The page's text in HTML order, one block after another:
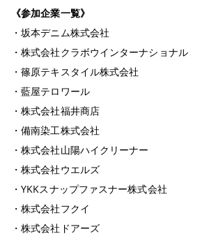
《参加企業一覧》
・坂本デニム株式会社
・株式会社クラボウインターナショナル
・篠原テキスタイル株式会社
・藍屋テロワール
・株式会社福井商店
・備南染工株式会社
・株式会社山陽ハイクリーナー
・株式会社ウエルズ
・YKKスナップファスナー株式会社
・株式会社フクイ
・株式会社ドアーズ